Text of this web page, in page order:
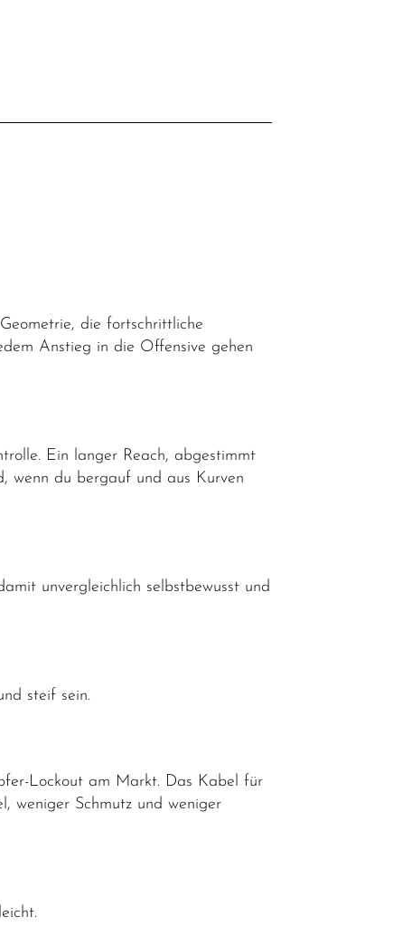
die fortschrittliche
Anstieg in die Offensive gehen
Ein langer Reach, abgestimmt
wenn du bergauf und aus Kurven
unvergleichlich selbstbewusst und
steif sein.
Lockout am Markt. Das Kabel für
weniger Schmutz und weniger